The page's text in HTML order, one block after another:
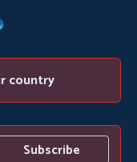
country
Subscribe